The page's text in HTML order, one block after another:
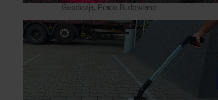
Geodezja, Prace Budowlane